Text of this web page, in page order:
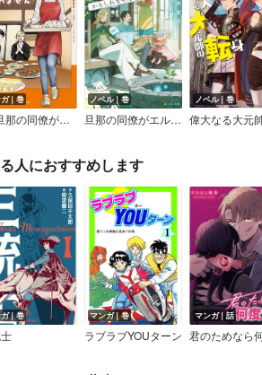
｜巻
の同僚がエルフかもしれません
ノベル｜巻
旦那の同僚がエルフかもしれません【電子特典付き】
ノベル｜巻
人におすすめします
｜巻 マンガ｜巻
ラブラブYOUターン
マンガ｜話